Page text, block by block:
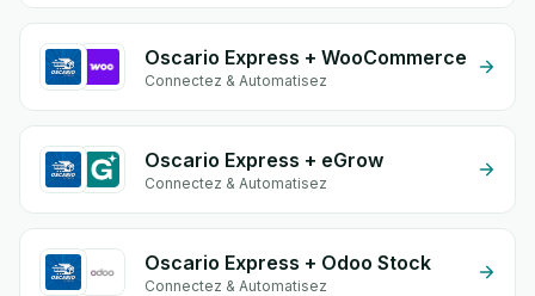
Oscario Express + WooCommerce
Connectez & Automatisez
Oscario Express + eGrow
Connectez & Automatisez
Oscario Express + Odoo Stock
Connectez & Automatisez